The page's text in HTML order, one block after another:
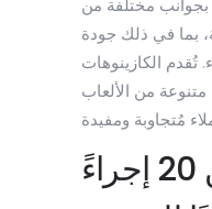
بجوانب مختلفة من
بما في ذلك جودة
تُقدم الكازينوهات
متنوعة من الألعاب
اكتشف أكثر من 20 إجراءً